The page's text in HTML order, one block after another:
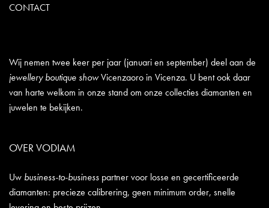
CONTACT
Wij nemen twee keer per jaar (januari en september) deel aan de
jewellery boutique showVicenzaoro in Vicenza. U bent ook daar
van harte welkom in onze stand om onze collecties diamanten en
juwelen te bekijken.
OVER VODIAM
Uw business-to-business partner voor losse en gecertificeerde
diamanten: precieze calibrering, geen minimum order, snelle